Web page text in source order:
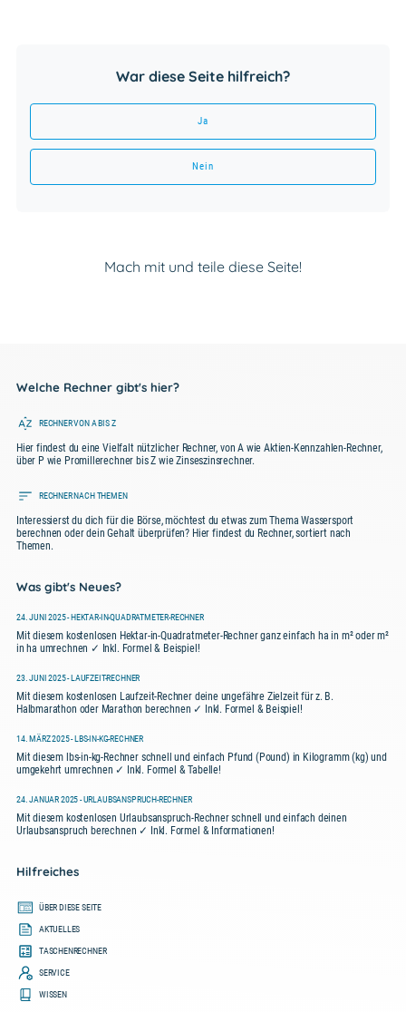
War diese Seite hilfreich?
Ja
Nein
Mach mit und teile diese Seite!
Welche Rechner gibt's hier?
RECHNER VON A BIS Z
Hier findest du eine Vielfalt nützlicher Rechner, von A wie Aktien-Kennzahlen-Rechner,
über P wie Promillerechner bis Z wie Zinseszinsrechner.
RECHNER NACH THEMEN
Interessierst du dich für die Börse, möchtest du etwas zum Thema Wassersport
berechnen oder dein Gehalt überprüfen? Hier findest du Rechner, sortiert nach
Themen.
Was gibt's Neues?
24. JUNI 2025 - HEKTAR-IN-QUADRATMETER-RECHNER
Mit diesem kostenlosen Hektar-in-Quadratmeter-Rechner ganz einfach ha in m² oder m²
in ha umrechnen ✓ Inkl. Formel & Beispiel!
23. JUNI 2025 - LAUFZEIT-RECHNER
Mit diesem kostenlosen Laufzeit-Rechner deine ungefähre Zielzeit für z. B.
Halbmarathon oder Marathon berechnen ✓ Inkl. Formel & Beispiel!
14. MÄRZ 2025 - LBS-IN-KG-RECHNER
Mit diesem lbs-in-kg-Rechner schnell und einfach Pfund (Pound) in Kilogramm (kg) und
umgekehrt umrechnen ✓ Inkl. Formel & Tabelle!
24. JANUAR 2025 - URLAUBSANSPRUCH-RECHNER
Mit diesem kostenlosen Urlaubsanspruch-Rechner schnell und einfach deinen
Urlaubsanspruch berechnen ✓ Inkl. Formel & Informationen!
Hilfreiches
ÜBER DIESE SEITE
AKTUELLES
TASCHENRECHNER
SERVICE
WISSEN